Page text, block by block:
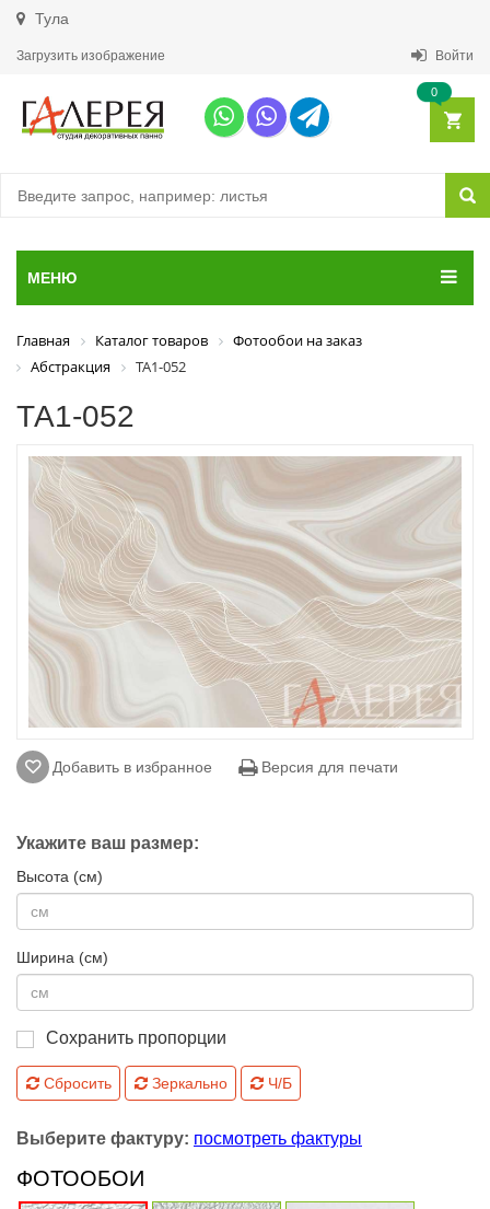
Тула
Загрузить изображение Войти
0
МЕНЮ
Главная Каталог товаров
Фотообои на заказ
Абстракция
ТА1-052
ТА1-052
Добавить в избранное Версия для печати
Укажите ваш размер:
Высота (см)
Ширина (см)
Сохранить пропорции
Сбросить Зеркально Ч/Б
Выберите фактуру: посмотреть фактуры
ФОТООБОИ